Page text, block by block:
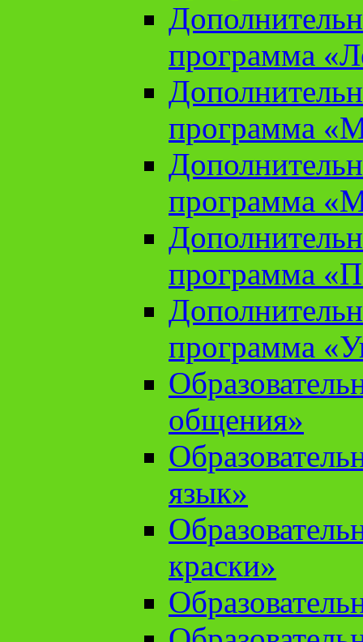
программа
программа
программа
программа
программа
общения»
язык»
краски»